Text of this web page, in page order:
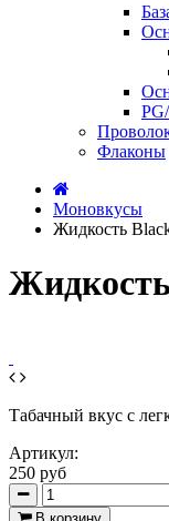
Флаконы
Моновкусы
Жидкость
Табачный вкус с
Артикул:
250 руб